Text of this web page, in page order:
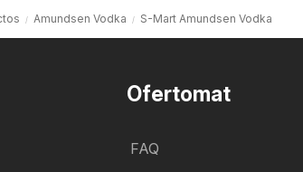
Amundsen Vodka S-Mart Amundsen Vodka
Ofertomat
FAQ